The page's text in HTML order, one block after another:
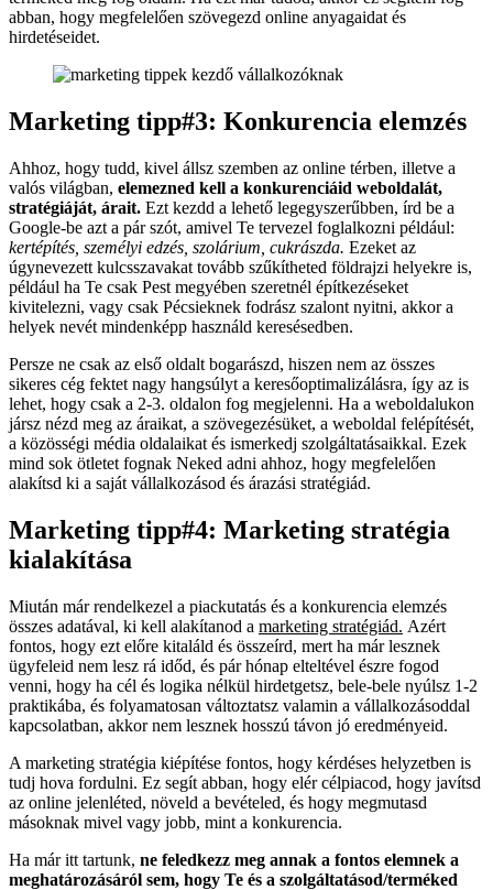
abban, hogy megfelelően szövegezd online anyagaidat és
hirdetéseidet.
Marketing tipp#3: Konkurencia elemzés
Ahhoz, hogy tudd, kivel állsz szemben az online térben, illetve a
valós világban, elemezned kell a konkurenciáid weboldalát,
stratégiáját, árait. Ezt kezdd a lehető legegyszerűbben, írd be a
Google-be azt a pár szót, amivel Te tervezel foglalkozni például:
kertépítés, személyi edzés, szolárium, cukrászda. Ezeket az
úgynevezett kulcsszavakat tovább szűkítheted földrajzi helyekre is,
például ha Te csak Pest megyében szeretnél építkezéseket
kivitelezni, vagy csak Pécsieknek fodrász szalont nyitni, akkor a
helyek nevét mindenképp használd keresésedben.
Persze ne csak az első oldalt bogarászd, hiszen nem az összes
sikeres cég fektet nagy hangsúlyt a keresőoptimalizálásra, így az is
lehet, hogy csak a 2-3. oldalon fog megjelenni. Ha a weboldalukon
jársz nézd meg az áraikat, a szövegezésüket, a weboldal felépítését,
a közösségi média oldalaikat és ismerkedj szolgáltatásaikkal. Ezek
mind sok ötletet fognak Neked adni ahhoz, hogy megfelelően
alakítsd ki a saját vállalkozásod és árazási stratégiád.
Marketing tipp#4: Marketing stratégia
kialakítása
Miután már rendelkezel a piackutatás és a konkurencia elemzés
összes adatával, ki kell alakítanod a marketing stratégiád. Azért
fontos, hogy ezt előre kitaláld és összeírd, mert ha már lesznek
ügyfeleid nem lesz rá időd, és pár hónap elteltével észre fogod
venni, hogy ha cél és logika nélkül hirdetgetsz, bele-bele nyúlsz 1-2
praktikába, és folyamatosan változtatsz valamin a vállalkozásoddal
kapcsolatban, akkor nem lesznek hosszú távon jó eredményeid.
A marketing stratégia kiépítése fontos, hogy kérdéses helyzetben is
tudj hova fordulni. Ez segít abban, hogy elér célpiacod, hogy javítsd
az online jelenléted, növeld a bevételed, és hogy megmutasd
másoknak mivel vagy jobb, mint a konkurencia.
Ha már itt tartunk, ne feledkezz meg annak a fontos elemnek a
meghatározásáról sem, hogy Te és a szolgáltatásod/terméked